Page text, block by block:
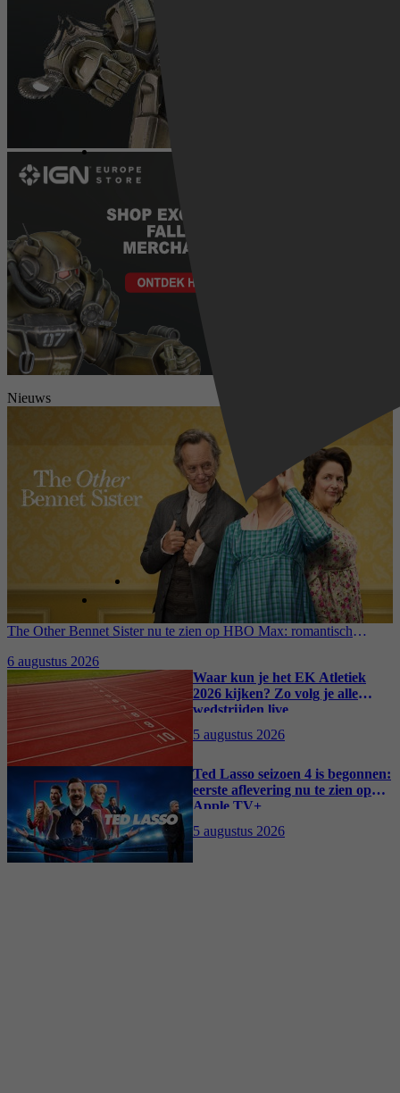
Nieuws
The Other Bennet Sister nu te zien op HBO Max: romantisch
6 augustus 2026
Waar kun je het EK Atletiek
2026 kijken? Zo volg je alle
wedstrijden live
5 augustus 2026
Ted Lasso seizoen 4 is begonnen:
eerste aflevering nu te zien op
Apple TV+
5 augustus 2026